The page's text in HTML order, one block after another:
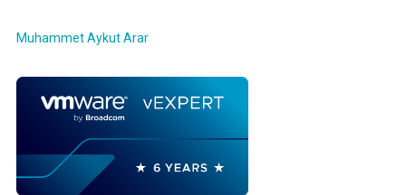
Muhammet Aykut Arar